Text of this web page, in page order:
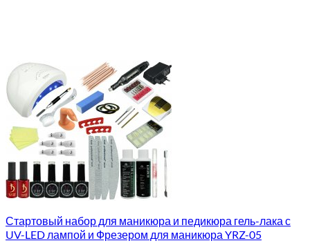
Стартовый набор для маникюра и педикюра гель-лака с
UV-LED лампой и Фрезером для маникюра YRZ-05